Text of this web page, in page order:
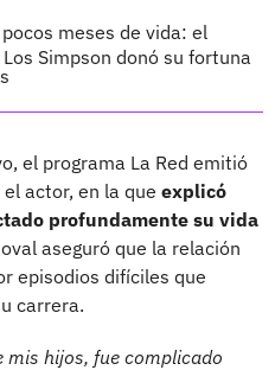
meses de vida: el
Simpson donó su fortuna
el programa La Red emitió
actor, en la que explicó
profundamente su vida
aseguró que la relación
episodios difíciles que
carrera.
mis hijos, fue complicado